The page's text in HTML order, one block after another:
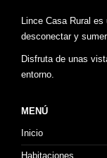
Lince Casa Rural
desconectar y
Disfruta de unas
entorno.
MENÚ
Inicio
Habitaciones